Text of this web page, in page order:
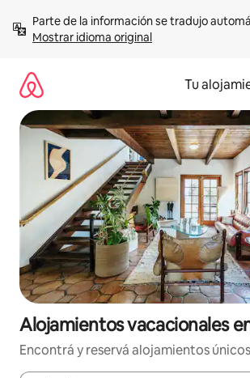
contenidoMostrar idioma original
Tu
Alojamientos vacacionales
Encontrá y reservá alojamientos